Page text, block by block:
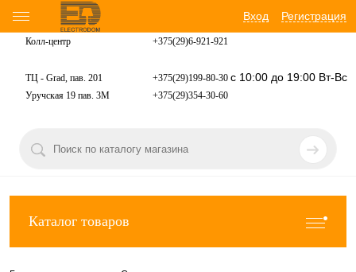
Вход Регистрация
Колл-центр +375(29)6-921-921
ТЦ - Grad, пав. 201 +375(29)199-80-30 с 10:00 до 19:00 Вт-Вс
Уручская 19 пав. 3М +375(29)354-30-60
Каталог товаров